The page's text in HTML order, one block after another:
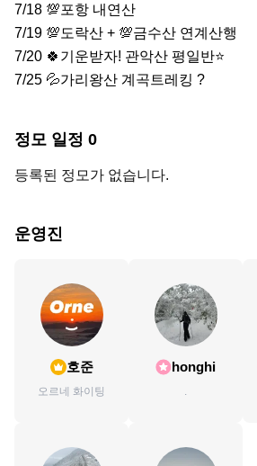
7/18 💯포항 내연산
7/19 💯도락산 + 💯금수산 연계산행
7/20 🍀기운받자! 관악산 평일반⭐
7/25 💦가리왕산 계곡트레킹 ?
정모 일정 0
등록된 정모가 없습니다.
운영진
호준
오르네 화이팅
honghi
.